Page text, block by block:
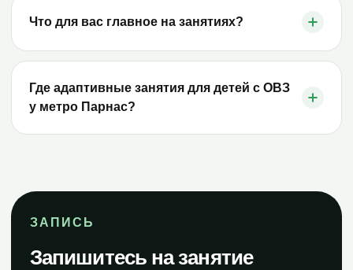
Что для вас главное на занятиях?
Где адаптивные занятия для детей с ОВЗ
у метро Парнас?
ЗАПИСЬ
Запишитесь на занятие